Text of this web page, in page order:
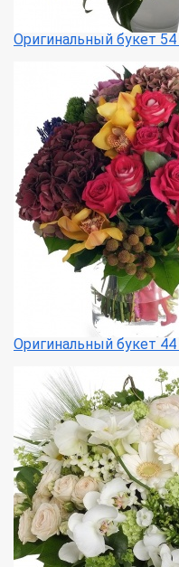
Оригинальный букет
Оригинальный букет